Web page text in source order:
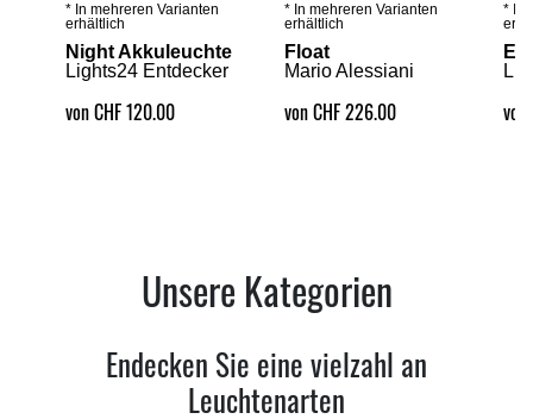
Details ansehen
* In mehreren Varianten
erhältlich
Night Akkuleuchte
Lights24 Entdecker
von CHF 120.00
Details ansehen
* In mehreren Varianten
erhältlich
Float
Mario Alessiani
von CHF 226.00
* In
von
Unsere Kategorien
Endecken Sie eine vielzahl an
Leuchtenarten